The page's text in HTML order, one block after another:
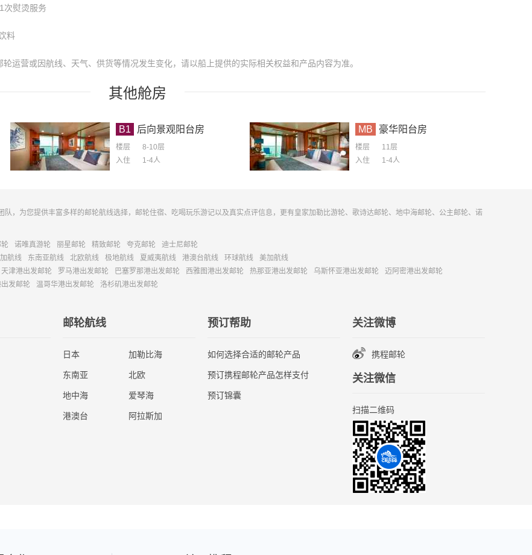
次熨烫服务
料
运营或因航线、天气、供货等情况发生变化，请以船上提供的实际相关权益和产品内容为准。
其他舱房
B1 后向景观阳台房
楼层
8-10层
入住
1-4人
MB 豪华阳台房
楼层
11层
入住
1-4人
，为您提供丰富多样的邮轮航线选择，邮轮住宿、吃喝玩乐游记以及真实点评信息，更有皇家加勒比游轮、歌诗达邮轮、地中海邮轮、公主邮轮、诺
诺唯真游轮 丽星邮轮 精致邮轮 夸克邮轮
迪士尼邮轮
航线 东南亚航线 北欧航线 极地航线 夏威夷航线 港澳台航线 环球航线
美加航线
天津港出发邮轮 罗马港出发邮轮 巴塞罗那港出发邮轮 西雅图港出发邮轮 热那亚港出发邮轮 乌斯怀亚港出发邮轮
迈阿密港出发邮轮
发邮轮 温哥华港出发邮轮 洛杉矶港出发邮轮
邮轮航线
日本 加勒比海
东南亚 北欧
地中海 爱琴海
港澳台 阿拉斯加
预订帮助
如何选择合适的邮轮产品
预订携程邮轮产品怎样支付
预订锦囊
关注微博
携程邮轮
关注微信
扫描二维码